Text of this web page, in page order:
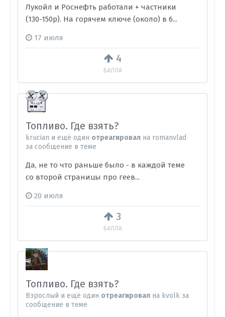
4
БАЛЛА
Лукойл и Роснефть работали + частники
(130-150р). На горячем ключе (около) в 6...
17 июля
3
БАЛЛА
Топливо. Где взять?
krucian и ещё один отреагировал на romanvlad
за сообщение в теме
Да, не то что раньше было - в каждой теме
со второй страницы про геев...
20 июля
Топливо. Где взять?
Взрослый и ещё один отреагировал на kvolk за
сообщение в теме